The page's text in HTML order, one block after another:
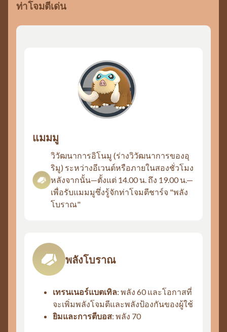
ท่าโจมตีเด่น
แมมมู
วิวัฒนาการอิโนมู (ร่างวิวัฒนาการของอุ
ริมู) ระหว่างอีเวนต์หรือภายในสองชั่วโมง
หลังจากนั้น—ตั้งแต่ 14.00 น. ถึง 19.00 น.—
เพื่อรับแมมมูซึ่งรู้จักท่าโจมตีชาร์จ "พลัง
โบราณ"
พลังโบราณ
เทรนเนอร์แบตเทิล: พลัง 60 และโอกาสที่
จะเพิ่มพลังโจมตีและพลังป้องกันของผู้ใช้
ยิมและการตีบอส: พลัง 70